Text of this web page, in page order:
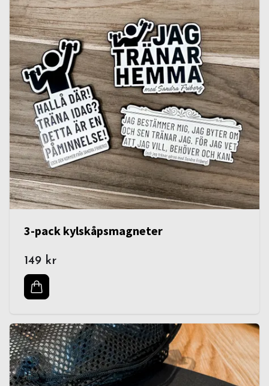
3-pack kylskåpsmagneter
149 kr